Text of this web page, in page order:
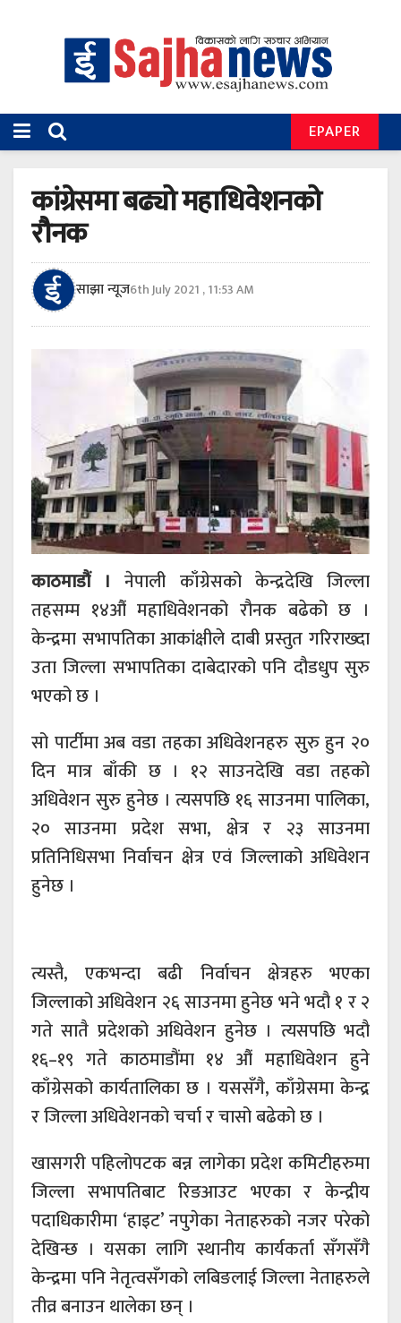
EPAPER
कांग्रेसमा बढ्यो महाधिवेशनको
रौनक
साझा न्यूज6th July 2021 , 11:53 AM
काठमाडौं । नेपाली काँग्रेसको केन्द्रदेखि जिल्ला
तहसम्म १४औं महाधिवेशनको रौनक बढेको छ ।
केन्द्रमा सभापतिका आकांक्षीले दाबी प्रस्तुत गरिराख्दा
उता जिल्ला सभापतिका दाबेदारको पनि दौडधुप सुरु
भएको छ ।
सो पार्टीमा अब वडा तहका अधिवेशनहरु सुरु हुन २०
दिन मात्र बाँकी छ । १२ साउनदेखि वडा तहको
अधिवेशन सुरु हुनेछ । त्यसपछि १६ साउनमा पालिका,
२० साउनमा प्रदेश सभा, क्षेत्र र २३ साउनमा
प्रतिनिधिसभा निर्वाचन क्षेत्र एवं जिल्लाको अधिवेशन
हुनेछ ।
त्यस्तै, एकभन्दा बढी निर्वाचन क्षेत्रहरु भएका
जिल्लाको अधिवेशन २६ साउनमा हुनेछ भने भदौ १ र २
गते सातै प्रदेशको अधिवेशन हुनेछ । त्यसपछि भदौ
१६–१९ गते काठमाडौंमा १४ औं महाधिवेशन हुने
काँग्रेसको कार्यतालिका छ । यससँगै, काँग्रेसमा केन्द्र
र जिल्ला अधिवेशनको चर्चा र चासो बढेको छ ।
खासगरी पहिलोपटक बन्न लागेका प्रदेश कमिटीहरुमा
जिल्ला सभापतिबाट रिङआउट भएका र केन्द्रीय
पदाधिकारीमा ‘हाइट’ नपुगेका नेताहरुको नजर परेको
देखिन्छ । यसका लागि स्थानीय कार्यकर्ता सँगसँगै
केन्द्रमा पनि नेतृत्वसँगको लबिङलाई जिल्ला नेताहरुले
तीव्र बनाउन थालेका छन् ।